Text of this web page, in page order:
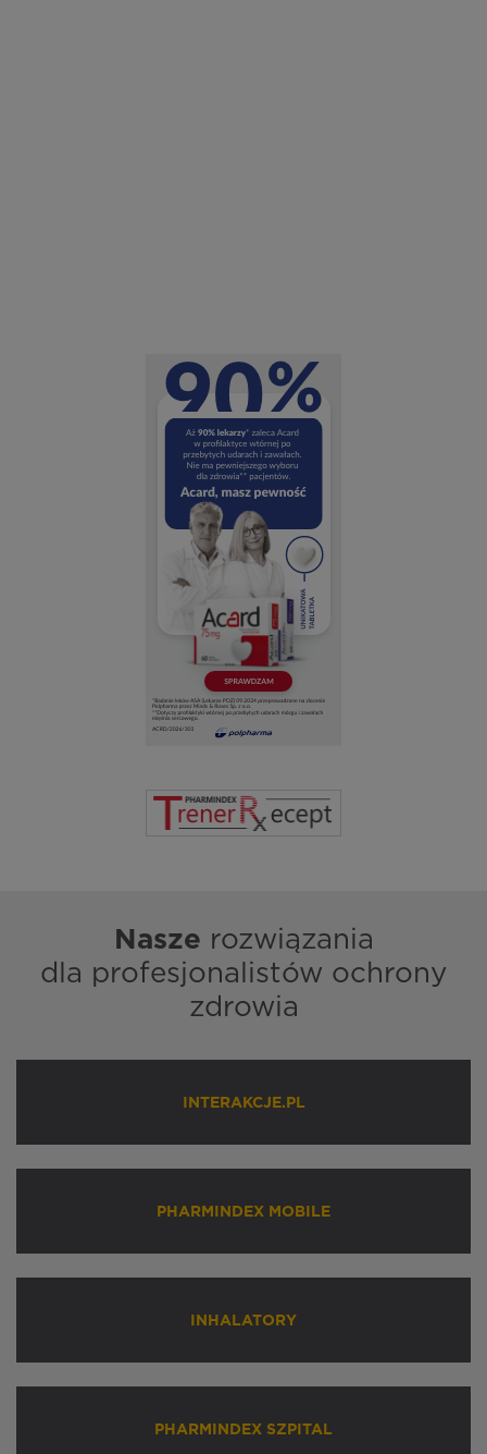
Nasze rozwiązania
dla profesjonalistów ochrony
zdrowia
INTERAKCJE.PL
PHARMINDEX MOBILE
INHALATORY
PHARMINDEX SZPITAL